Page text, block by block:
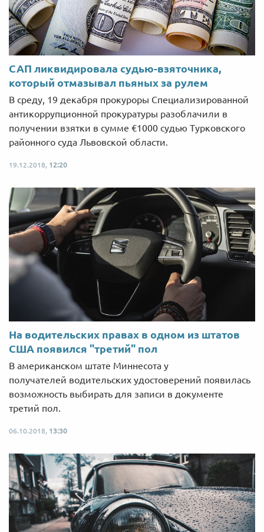
САП ликвидировала судью-взяточника,
который отмазывал пьяных за рулем
В среду, 19 декабря прокуроры Специализированной
антикоррупционной прокуратуры разоблачили в
получении взятки в сумме €1000 судью Турковского
районного суда Львовской области.
19.12.2018, 12:20
На водительских правах в одном из штатов
США появился "третий" пол
В американском штате Миннесота у
получателей водительских удостоверений появилась
возможность выбирать для записи в документе
третий пол.
06.10.2018, 13:30